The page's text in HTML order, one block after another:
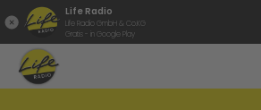
Life Radio
Life Radio GmbH & Co.KG
Gratis - in Google Play